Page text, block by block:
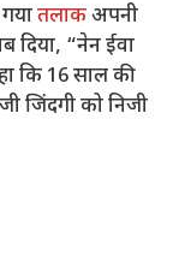
तलाकअपनी
दिया, “नेन ईवा
कि 16 साल की
जिंदगी को निजी